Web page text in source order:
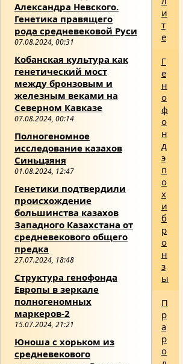
Александра Невского.
Генетика правящего
рода средневековой Руси
07.08.2024, 00:31
Кобанская культура как
генетический мост
между бронзовым и
железным веками на
Северном Кавказе
07.08.2024, 00:14
Полногеномное
исследование казахов
Синьцзяня
01.08.2024, 12:47
Генетики подтвердили
происхождение
большинства казахов
Западного Казахстана от
средневекового общего
предка
27.07.2024, 18:48
Структура генофонда
Европы в зеркале
полногеномных
маркеров-2
15.07.2024, 21:21
Юноша с хорьком из
средневекового
и
т
е
Г
е
н
о
ф
о
н
д
э
п
о
х
и
б
р
о
н
з
ы
П
р
а
р
о